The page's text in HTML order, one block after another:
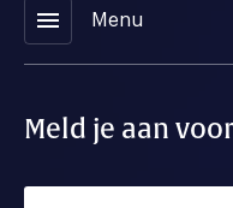
menu Menu
Meld je aan